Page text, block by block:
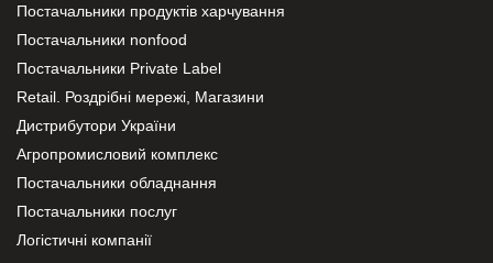
Постачальники продуктів харчування
Постачальники nonfood
Постачальники Private Label
Retail. Роздрібні мережі, Магазини
Дистрибутори України
Агропромисловий комплекс
Постачальники обладнання
Постачальники послуг
Логістичні компанії